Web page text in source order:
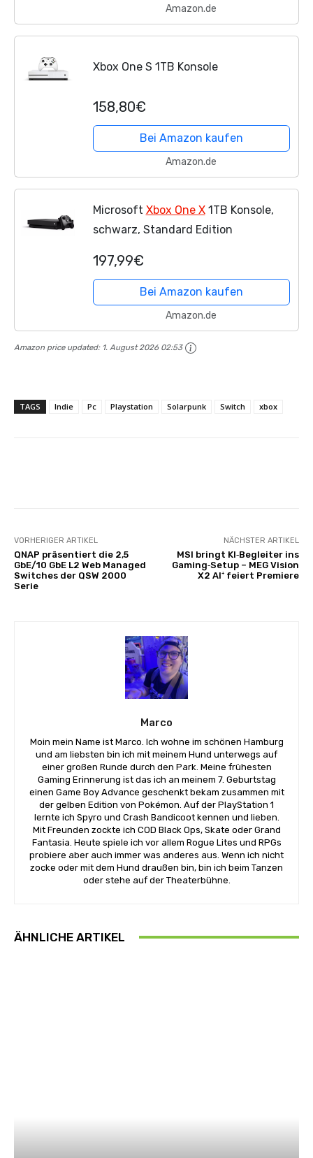
Amazon.de
Xbox One S 1TB Konsole
158,80€
Bei Amazon kaufen
Amazon.de
Microsoft Xbox One X1TB Konsole,
schwarz, Standard Edition
197,99€
Bei Amazon kaufen
Amazon.de
Amazon price updated: 1. August 2026 02:53
TAGS Indie Pc Playstation Solarpunk Switch xbox
VORHERIGER ARTIKEL
QNAP präsentiert die 2,5
GbE/10 GbE L2 Web Managed
Switches der QSW 2000
Serie
NÄCHSTER ARTIKEL
MSI bringt KI‑Begleiter ins
Gaming‑Setup – MEG Vision
X2 AI⁺ feiert Premiere
Marco
Moin mein Name ist Marco. Ich wohne im schönen Hamburg
und am liebsten bin ich mit meinem Hund unterwegs auf
einer großen Runde durch den Park. Meine frühesten
Gaming Erinnerung ist das ich an meinem 7. Geburtstag
einen Game Boy Advance geschenkt bekam zusammen mit
der gelben Edition von Pokémon. Auf der PlayStation 1
lernte ich Spyro und Crash Bandicoot kennen und lieben.
Mit Freunden zockte ich COD Black Ops, Skate oder Grand
Fantasia. Heute spiele ich vor allem Rogue Lites und RPGs
probiere aber auch immer was anderes aus. Wenn ich nicht
zocke oder mit dem Hund draußen bin, bin ich beim Tanzen
oder stehe auf der Theaterbühne.
ÄHNLICHE ARTIKEL